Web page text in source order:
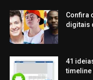
Confira
digitais
41
timeline